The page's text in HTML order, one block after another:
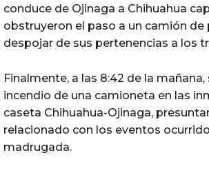
conduce de Ojinaga a Chihuahua
obstruyeron el paso a un camión de
despojar de sus pertenencias a los
Finalmente, a las 8:42 de la
incendio de una camioneta en las
caseta Chihuahua-Ojinaga,
relacionado con los eventos
madrugada.